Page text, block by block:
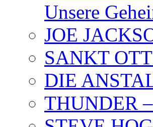
Unsere
JOE
SANKT
DIE
THUNDER